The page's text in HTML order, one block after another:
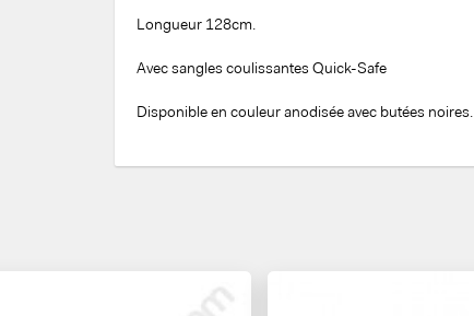
Longueur 128cm.
Avec sangles coulissantes Quick-Safe
Disponible en couleur anodisée avec butées noires.